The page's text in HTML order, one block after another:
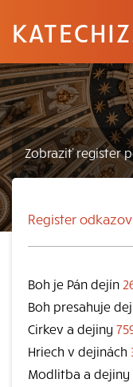
Register
Boh je Pán dejín
Boh presahuje
Cirkev a dejiny
Hriech v dejinách
Modlitba a dejiny